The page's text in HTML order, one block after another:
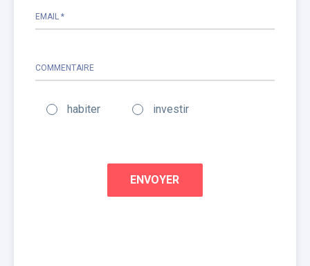
EMAIL *
COMMENTAIRE
habiter investir